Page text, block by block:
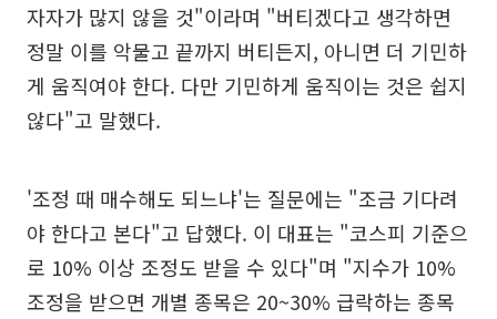
자자가 많지 않을 것"이라며 "버티겠다고 생각하면
정말 이를 악물고 끝까지 버티든지, 아니면 더 기민하
게 움직여야 한다. 다만 기민하게 움직이는 것은 쉽지
않다"고 말했다.
'조정 때 매수해도 되느냐'는 질문에는 "조금 기다려
야 한다고 본다"고 답했다. 이 대표는 "코스피 기준으
로 10% 이상 조정도 받을 수 있다"며 "지수가 10%
조정을 받으면 개별 종목은 20~30% 급락하는 종목